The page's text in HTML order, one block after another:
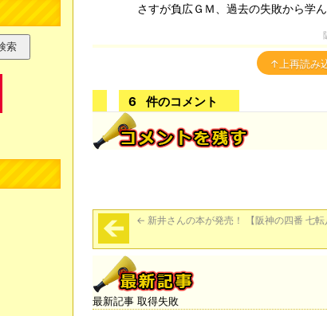
さすが負広ＧＭ、過去の失敗から学
↑上再読み
6 件のコメント
← 新井さんの本が発売！ 【阪神の四番 七転
最新記事 取得失敗